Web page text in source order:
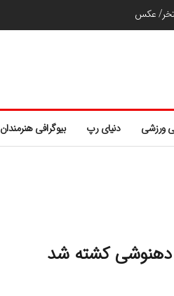
عکس
ورزشی دنیای رپ بیوگرافی هنرمندان
دهنوشی کشته شد